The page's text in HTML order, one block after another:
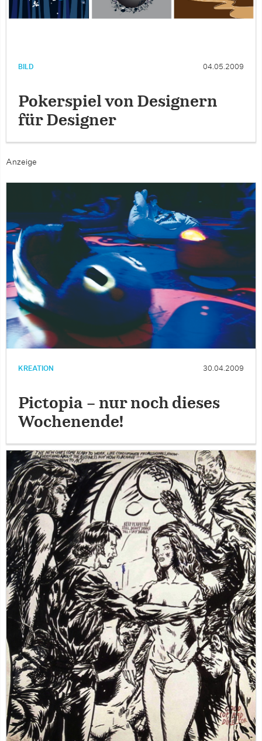
BILD 04.05.2009
Pokerspiel von Designern
für Designer
Anzeige
KREATION 30.04.2009
Pictopia – nur noch dieses
Wochenende!